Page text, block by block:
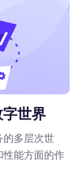
世界
的多层次世
性能方面的作